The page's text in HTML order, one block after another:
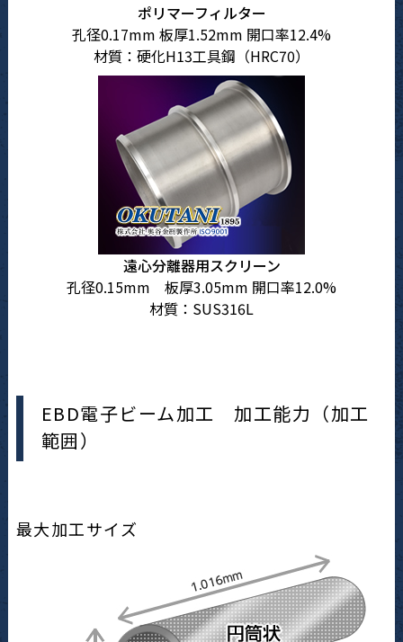
ポリマーフィルター
孔径0.17mm 板厚1.52mm 開口率12.4%
材質：硬化H13工具鋼（HRC70）
遠心分離器用スクリーン
孔径0.15mm 板厚3.05mm 開口率12.0%
材質：SUS316L
EBD電子ビーム加工 加工能力（加工
範囲）
最大加工サイズ